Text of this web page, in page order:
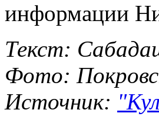
информации
Текст:
Фото:
Источник: